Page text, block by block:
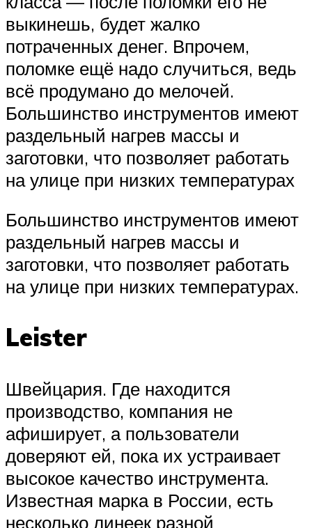
выкинешь, будет жалко
потраченных денег. Впрочем,
поломке ещё надо случиться, ведь
всё продумано до мелочей.
Большинство инструментов имеют
раздельный нагрев массы и
заготовки, что позволяет работать
на улице при низких температурах
Большинство инструментов имеют
раздельный нагрев массы и
заготовки, что позволяет работать
на улице при низких температурах.
Leister
Швейцария. Где находится
производство, компания не
афиширует, а пользователи
доверяют ей, пока их устраивает
высокое качество инструмента.
Известная марка в России, есть
несколько линеек разной